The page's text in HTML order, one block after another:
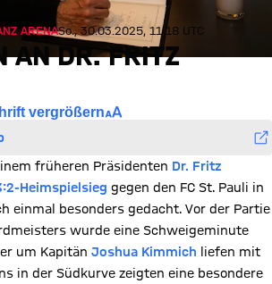
ARENASo., 30.03.2025, 11:18 UTC
AN DR. FRITZ
vergrößern
früheren Präsidenten Dr. Fritz
Heimspielsieg gegen den FC St. Pauli in
einmal besonders gedacht. Vor der Partie
wurde eine Schweigeminute
um Kapitän Joshua Kimmich liefen mit
in der Südkurve zeigten eine besondere